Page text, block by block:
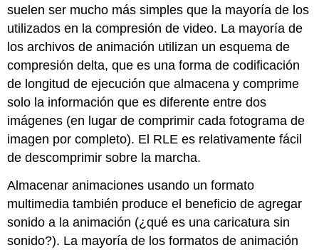
suelen ser mucho más simples que la mayoría de los
utilizados en la compresión de video. La mayoría de
los archivos de animación utilizan un esquema de
compresión delta, que es una forma de codificación
de longitud de ejecución que almacena y comprime
solo la información que es diferente entre dos
imágenes (en lugar de comprimir cada fotograma de
imagen por completo). El RLE es relativamente fácil
de descomprimir sobre la marcha.
Almacenar animaciones usando un formato
multimedia también produce el beneficio de agregar
sonido a la animación (¿qué es una caricatura sin
sonido?). La mayoría de los formatos de animación